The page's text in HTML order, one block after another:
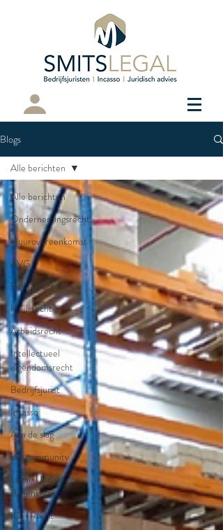
Cliëntenportaal
Blogs
Alle berichten
Ondernemingsrecht
Huurovereenkomst
AVG
Fiscaal recht
Huurrecht
Arbeidsrecht
Intellectueel
eigendomsrecht
Bedrijfsjurist
Incasso
Aan de slag
Uw community
Legal-Update
Bijeenkomst
ICT-Recht
Alle berichten